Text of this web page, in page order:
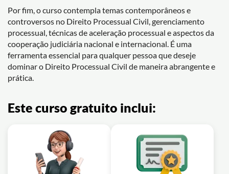
Por fim, o curso contempla temas contemporâneos e
controversos no Direito Processual Civil, gerenciamento
processual, técnicas de aceleração processual e aspectos da
cooperação judiciária nacional e internacional. É uma
ferramenta essencial para qualquer pessoa que deseje
dominar o Direito Processual Civil de maneira abrangente e
prática.
Este curso gratuito inclui: